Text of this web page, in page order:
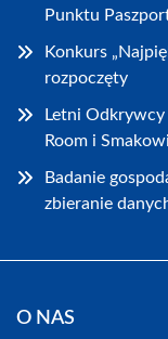
Punktu
Konkurs
rozpoczęty
Letni
Room i
Badanie
zbieranie
O NAS